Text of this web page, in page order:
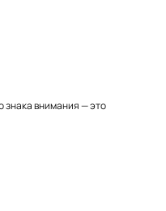
знака внимания — это